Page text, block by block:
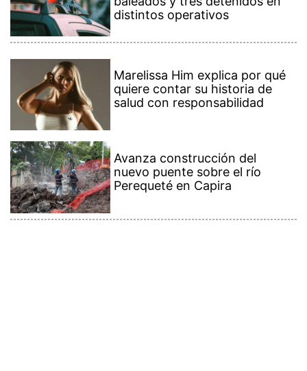
distintos operativos
Marelissa Him explica por qué
quiere contar su historia de
salud con responsabilidad
Avanza construcción del
nuevo puente sobre el río
Perequeté en Capira